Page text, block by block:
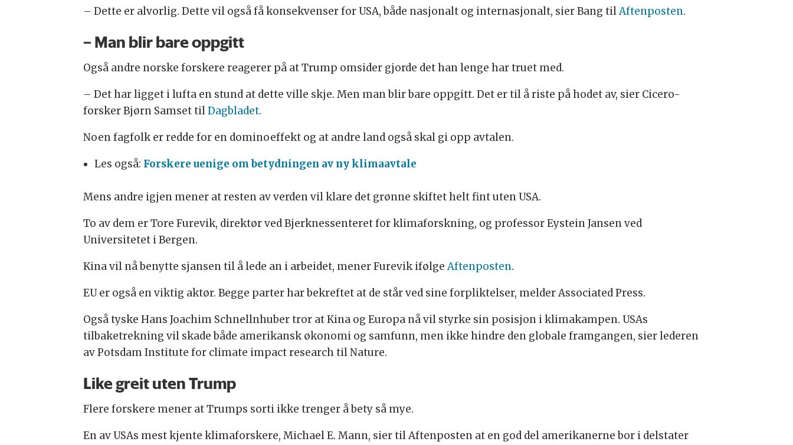
– Dette er alvorlig. Dette vil også få konsekvenser for USA, både nasjonalt og internasjonalt, sier Bang tilAftenposten.
– Man blir bare oppgitt
Også andre norske forskere reagerer på at Trump omsider gjorde det han lenge har truet med.
– Det har ligget i lufta en stund at dette ville skje. Men man blir bare oppgitt. Det er til å riste på hodet av, sier Cicero-
forsker Bjørn Samset tilDagbladet.
Noen fagfolk er redde for en dominoeffekt og at andre land også skal gi opp avtalen.
Les også: Forskere uenige om betydningen av ny klimaavtale
Mens andre igjen mener at resten av verden vil klare det grønne skiftet helt fint uten USA.
To av dem er Tore Furevik, direktør ved Bjerknessenteret for klimaforskning, og professor Eystein Jansen ved
Universitetet i Bergen.
Kina vil nå benytte sjansen til å lede an i arbeidet, mener Furevik ifølgeAftenposten.
EU er også en viktig aktør. Begge parter har bekreftet at de står ved sine forpliktelser, melder Associated Press.
Også tyske Hans Joachim Schnellnhuber tror at Kina og Europa nå vil styrke sin posisjon i klimakampen. USAs
tilbaketrekning vil skade både amerikansk økonomi og samfunn, men ikke hindre den globale framgangen, sier lederen
av Potsdam Institute for climate impact research til Nature.
Like greit uten Trump
Flere forskere mener at Trumps sorti ikke trenger å bety så mye.
En av USAs mest kjente klimaforskere, Michael E. Mann, sier til Aftenposten at en god del amerikanerne bor i delstater